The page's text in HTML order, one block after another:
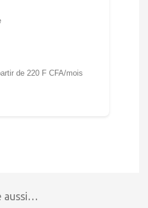
de 220 F CFA/mois
aussi…